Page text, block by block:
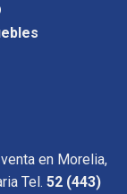
en Morelia,
Tel. 52 (443)